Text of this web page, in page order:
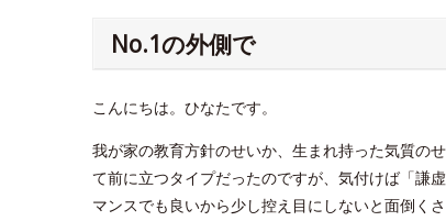
No.1の外側で
こんにちは。ひなたです。
我が家の教育方針のせいか、生まれ持った気質の
て前に立つタイプだったのですが、気付けば「謙
マンスでも良いから少し控え目にしないと面倒く